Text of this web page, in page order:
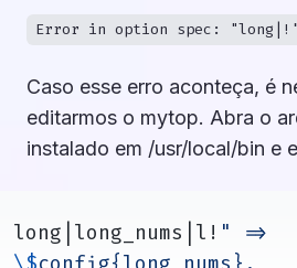
Error in option spec: "long|!"
Caso esse erro aconteça, é
editarmos o mytop. Abra o
instalado em /usr/local/bin e
long|long_nums|l!